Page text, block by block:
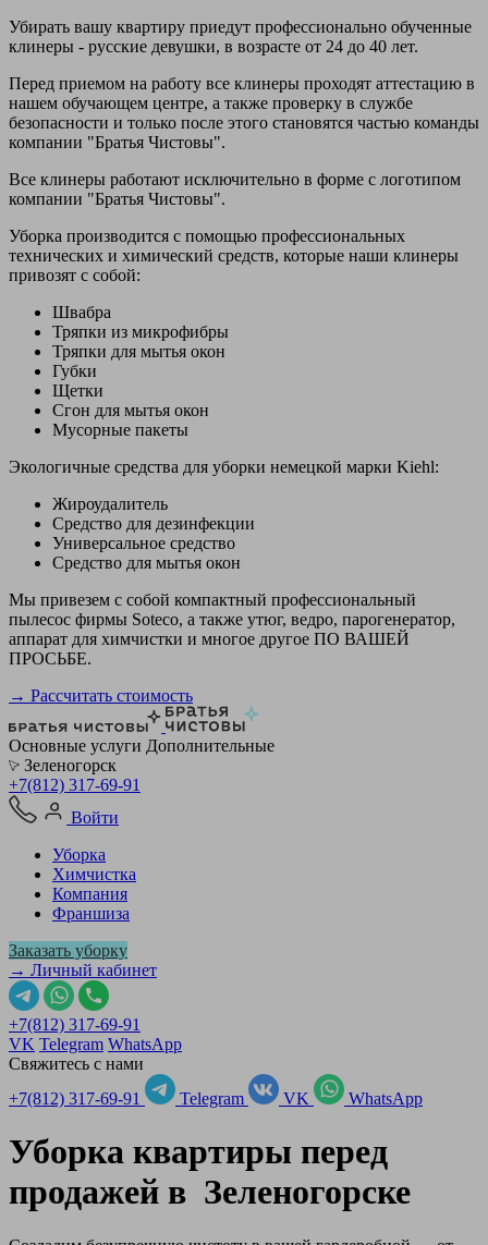
Убирать вашу квартиру приедут профессионально обученные
клинеры - русские девушки, в возрасте от 24 до 40 лет.
Перед приемом на работу все клинеры проходят аттестацию в
нашем обучающем центре, а также проверку в службе
безопасности и только после этого становятся частью команды
компании "Братья Чистовы".
Все клинеры работают исключительно в форме с логотипом
компании "Братья Чистовы".
Уборка производится с помощью профессиональных
технических и химический средств, которые наши клинеры
привозят с собой:
Швабра
Тряпки из микрофибры
Тряпки для мытья окон
Губки
Щетки
Сгон для мытья окон
Мусорные пакеты
Экологичные средства для уборки немецкой марки Kiehl:
Жироудалитель
Средство для дезинфекции
Универсальное средство
Средство для мытья окон
Мы привезем с собой компактный профессиональный
пылесос фирмы Soteco, а также утюг, ведро, парогенератор,
аппарат для химчистки и многое другое ПО ВАШЕЙ
ПРОСЬБЕ.
→ Рассчитать стоимость
Основные услуги Дополнительные
Зеленогорск
+7(812) 317-69-91
Войти
Уборка
Химчистка
Компания
Франшиза
Заказать уборку
→ Личный кабинет
+7(812) 317-69-91
VK Telegram WhatsApp
Свяжитесь с нами
+7(812) 317-69-91
Telegram VK WhatsApp
Уборка квартиры перед
продажей в Зеленогорске